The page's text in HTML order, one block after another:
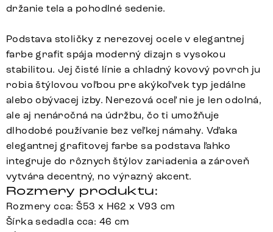
držanie tela a pohodlné sedenie.
Podstava stoličky z nerezovej ocele v elegantnej
farbe grafit spája moderný dizajn s vysokou
stabilitou. Jej čisté línie a chladný kovový povrch ju
robia štýlovou voľbou pre akýkoľvek typ jedálne
alebo obývacej izby. Nerezová oceľ nie je len odolná,
ale aj nenáročná na údržbu, čo ti umožňuje
dlhodobé používanie bez veľkej námahy. Vďaka
elegantnej grafitovej farbe sa podstava ľahko
integruje do rôznych štýlov zariadenia a zároveň
vytvára decentný, no výrazný akcent.
Rozmery produktu:
Rozmery cca: Š53 x H62 x V93 cm
Šírka sedadla cca: 46 cm